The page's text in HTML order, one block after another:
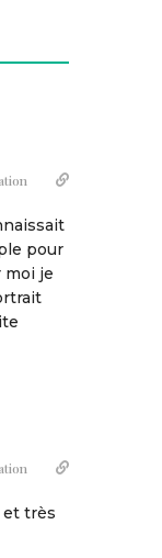
pour
moi je
et très